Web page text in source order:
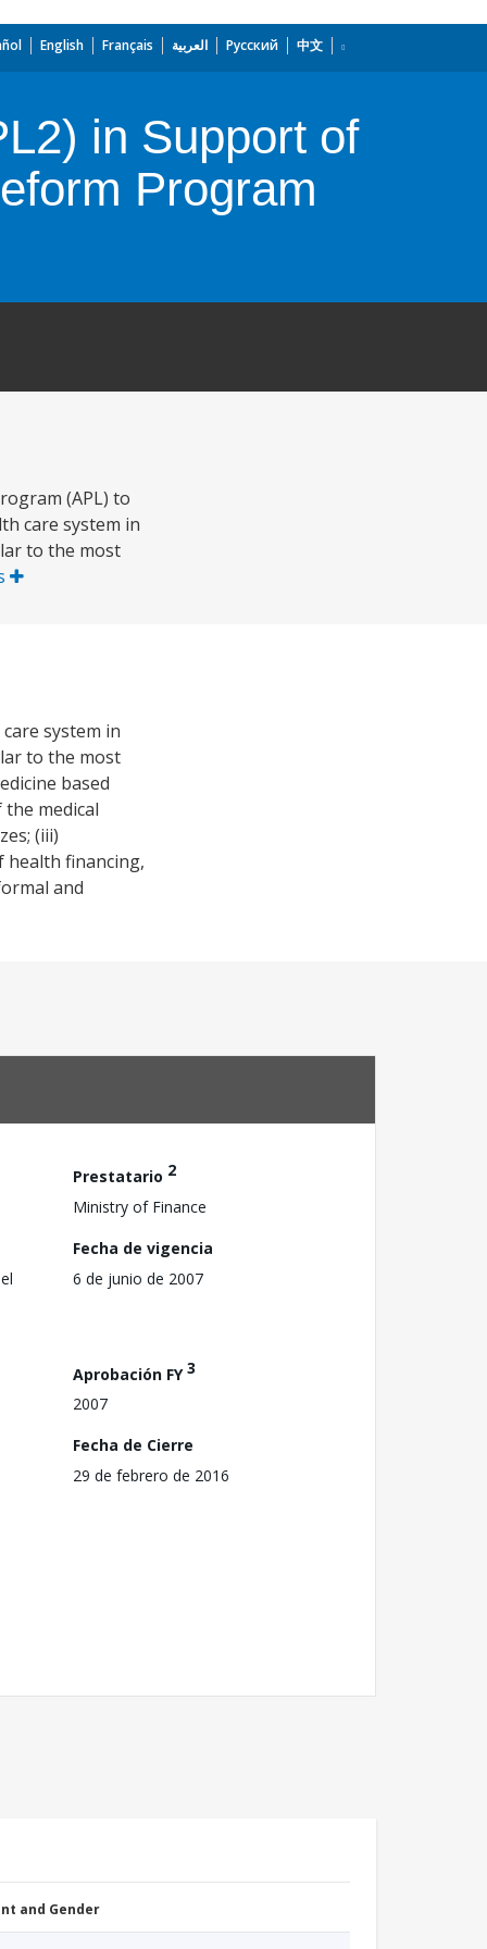
English Français العربية Русский 中文
in Support of
Program
(APL) to
care system in
to the most
system in
to the most
based
medical
(iii)
health financing,
and
Prestatario 2
Ministry of Finance
Fecha de vigencia
6 de junio de 2007
Aprobación FY3
2007
Fecha de Cierre
29 de febrero de 2016
and Gender